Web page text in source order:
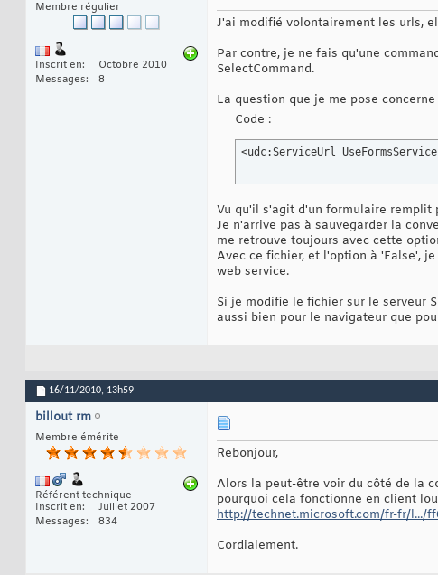
Membre régulier
Inscrit en
Octobre 2010
Messages
8
J'ai modifié volontairement les urls,
Par contre, je ne fais qu'une
SelectCommand.
La question que je me pose
Code :
<udc:ServiceUrl
Vu qu'il s'agit d'un formulaire remplit
Je n'arrive pas à sauvegarder la
me retrouve toujours avec cette
Avec ce fichier, et l'option à 'False',
web service.
Si je modifie le fichier sur le serveur
aussi bien pour le navigateur que
16/11/2010, 13h59
billout rm
Membre émérite
Référent technique
Inscrit en
Juillet 2007
Messages
834
Rebonjour,
Alors la peut-être voir du côté de la
pourquoi cela fonctionne en client
http://technet.microsoft.com/fr-fr/l.../
Cordialement.